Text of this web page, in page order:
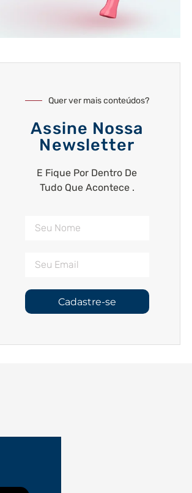
Quer ver mais conteúdos?
Assine Nossa
Newsletter
E Fique Por Dentro De
Tudo Que Acontece .
Cadastre-se